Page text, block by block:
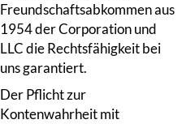
Freundschaftsabkommen aus
1954 der Corporation und
LLC die Rechtsfähigkeit bei
uns garantiert.
Der Pflicht zur
Kontenwahrheit mit